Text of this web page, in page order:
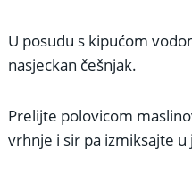
U posudu s kipućom
nasjeckan češnjak.
Prelijte polovicom
vrhnje i sir pa izmiksajte